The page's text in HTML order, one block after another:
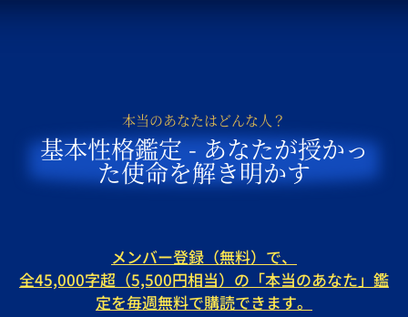
本当のあなたはどんな人？
基本性格鑑定 - あなたが授かっ
た使命を解き明かす
メンバー登録（無料）で、
全45,000字超（5,500円相当）の「本当のあなた」鑑
定を毎週無料で購読できます。